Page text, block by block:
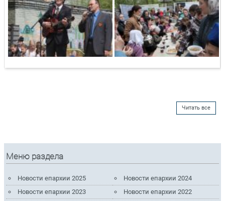
Читать все
Меню раздела
Новости епархии 2025
Новости епархии 2024
Новости епархии 2023
Новости епархии 2022